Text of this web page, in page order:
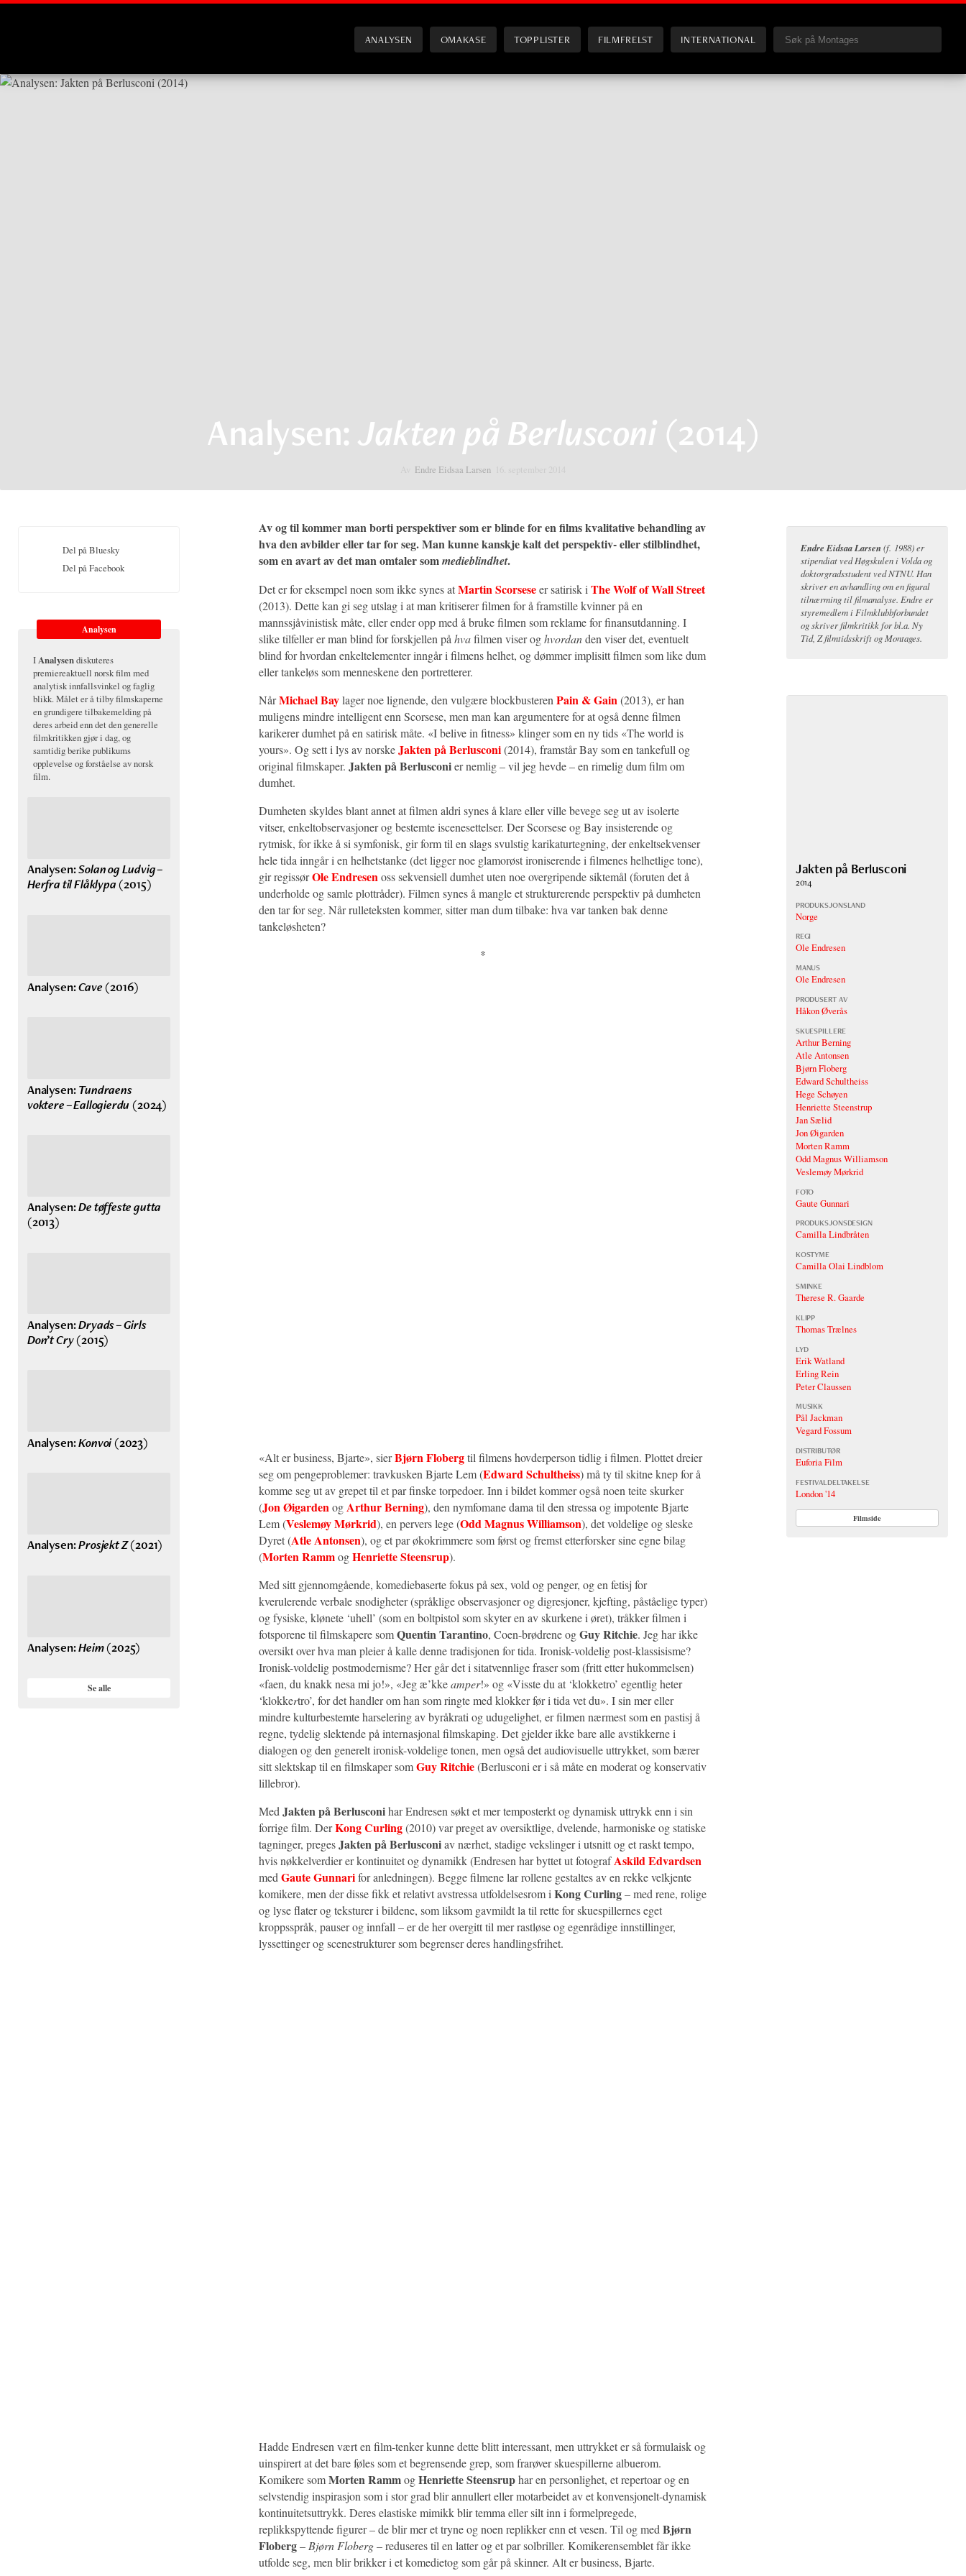
ANALYSEN OMAKASE TOPPLISTER FILMFRELST INTERNATIONAL
Analysen: Jakten på Berlusconi(2014)
Endre Eidsaa Larsen
Av og til kommer man borti perspektiver som er blinde for en films kvalitative behandling av
hva den avbilder eller tar for seg. Man kunne kanskje kalt det perspektiv- eller stilblindhet,
som en avart av det man omtaler sommedieblindhet.
Det er for eksempel noen som ikke synes atMartin Scorseseer satirisk i The Wolf of Wall Street
(2013). Dette kan gi seg utslag i at man kritiserer filmen for å framstille kvinner på en
mannssjåvinistisk måte, eller ender opp med å bruke filmen som reklame for finansutdanning. I
slike tilfeller er man blind for forskjellen på hvafilmen viser oghvordanden viser det, eventuelt
blind for hvordan enkeltelementer inngår i filmens helhet, og dømmer implisitt filmen som like dum
eller tankeløs som menneskene den portretterer.
NårMichael Baylager noe lignende, den vulgære blockbusteren Pain & Gain(2013), er han
muligens mindre intelligent enn Scorsese, men man kan argumentere for at også denne filmen
karikerer dumhet på en satirisk måte. «I belive in fitness» klinger som en ny tids «The world is
yours». Og sett i lys av norskeJakten på Berlusconi(2014), framstår Bay som en tankefull og
original filmskaper. Jakten på Berlusconier nemlig – vil jeg hevde – en rimelig dum film om
dumhet.
Dumheten skyldes blant annet at filmen aldri synes å klare eller ville bevege seg ut av isolerte
vitser, enkeltobservasjoner og bestemte iscenesettelser. Der Scorsese og Bay insisterende og
rytmisk, for ikke å si symfonisk, gir form til en slags svulstig karikaturtegning, der enkeltsekvenser
hele tida inngår i en helhetstanke (det ligger noe glamorøst ironiserende i filmenes helhetlige tone),
gir regissørOle Endresenoss sekvensiell dumhet uten noe overgripende siktemål (foruten det å
underholde og samle plottråder). Filmen synes å mangle et strukturerende perspektiv på dumheten
den tar for seg. Når rulleteksten kommer, sitter man dum tilbake: hva var tanken bak denne
tankeløsheten?
*
«Alt er business, Bjarte», sierBjørn Flobergtil filmens hovderperson tidlig i filmen. Plottet dreier
seg om pengeproblemer: travkusken Bjarte Lem (Edward Schultheiss) må ty til skitne knep for å
komme seg ut av grepet til et par finske torpedoer. Inn i bildet kommer også noen teite skurker
(Jon ØigardenogArthur Berning), den nymfomane dama til den stressa og impotente Bjarte
Lem (Veslemøy Mørkrid), en pervers lege (Odd Magnus Williamson), det voldelige og sleske
Dyret (Atle Antonsen), og et par økokrimmere som først og fremst etterforsker sine egne bilag
(Morten RammogHenriette Steensrup).
Med sitt gjennomgående, komediebaserte fokus på sex, vold og penger, og en fetisj for
kverulerende verbale snodigheter (språklige observasjoner og digresjoner, kjefting, påståelige typer)
og fysiske, klønete ‘uhell’ (som en boltpistol som skyter en av skurkene i øret), tråkker filmen i
fotsporene til filmskapere somQuentin Tarantino, Coen-brødrene ogGuy Ritchie. Jeg har ikke
oversikt over hva man pleier å kalle denne tradisjonen for tida. Ironisk-voldelig post-klassisisme?
Ironisk-voldelig postmodernisme? Her går det i sitatvennlige fraser som (fritt etter hukommelsen)
«faen, du knakk nesa mi jo!», «Jeg æ’kkeamper!» og «Visste du at ‘klokketro’ egentlig heter
‘klokkertro’, for det handler om han som ringte med klokker før i tida vet du». I sin mer eller
mindre kulturbestemte harselering av byråkrati og udugelighet, er filmen nærmest som en pastisj å
regne, tydelig slektende på internasjonal filmskaping. Det gjelder ikke bare alle avstikkerne i
dialogen og den generelt ironisk-voldelige tonen, men også det audiovisuelle uttrykket, som bærer
sitt slektskap til en filmskaper somGuy Ritchie(Berlusconi er i så måte en moderat og konservativ
lillebror).
Med Jakten på Berlusconihar Endresen søkt et mer temposterkt og dynamisk uttrykk enn i sin
forrige film. DerKong Curling(2010) var preget av oversiktlige, dvelende, harmoniske og statiske
tagninger, pregesJakten på Berlusconiav nærhet, stadige vekslinger i utsnitt og et raskt tempo,
hvis nøkkelverdier er kontinuitet og dynamikk (Endresen har byttet ut fotografAskild Edvardsen
med Gaute Gunnarifor anledningen). Begge filmene lar rollene gestaltes av en rekke velkjente
komikere, men der disse fikk et relativt avstressa utfoldelsesrom i Kong Curling– med rene, rolige
og lyse flater og teksturer i bildene, som liksom gavmildt la til rette for skuespillernes eget
kroppsspråk, pauser og innfall – er de her overgitt til mer rastløse og egenrådige innstillinger,
lyssettinger og scenestrukturer som begrenser deres handlingsfrihet.
Hadde Endresen vært en film-tenker kunne dette blitt interessant, men uttrykket er så formulaisk og
uinspirert at det bare føles som et begrensende grep, som frarøver skuespillerne albuerom.
Komikere somMorten RammogHenriette Steensruphar en personlighet, et repertoar og en
selvstendig inspirasjon som i stor grad blir annullert eller motarbeidet av et konvensjonelt-dynamisk
kontinuitetsuttrykk. Deres elastiske mimikk blir temma eller silt inn i formelpregede,
replikkspyttende figurer – de blir mer et tryne og noen replikker enn et vesen. Til og med Bjørn
Floberg– Bjørn Floberg– reduseres til en latter og et par solbriller. Komikerensemblet får ikke
utfolde seg, men blir brikker i et komedietog som går på skinner. Alt er business, Bjarte.
Del på Bluesky
Del på Facebook
Analysen
IAnalysendiskuteres
premiereaktuell norsk film med
analytisk innfallsvinkel og faglig
blikk. Målet er å tilby filmskaperne
en grundigere tilbakemelding på
deres arbeid enn det den generelle
filmkritikken gjør i dag, og
samtidig berike publikums
opplevelse og forståelse av norsk
film.
Analysen:Solan og Ludvig –
Herfra til Flåklypa(2015)
Analysen:Cave(2016)
Analysen:Tundraens
voktere – Eallogierdu(2024)
Analysen:De tøffeste gutta
(2013)
Analysen:Dryads – Girls
Don’t Cry(2015)
Analysen:Konvoi(2023)
Analysen:Prosjekt Z(2021)
Analysen:Heim(2025)
Se alle
Endre Eidsaa Larsen (f. 1988) er
stipendiat ved Høgskulen i Volda og
doktorgradsstudent ved NTNU. Han
skriver en avhandling om en figural
tilnærming til filmanalyse. Endre er
styremedlem i Filmklubbforbundet
og skriver filmkritikk for bl.a. Ny
Tid, Z filmtidsskrift og Montages.
Jakten på Berlusconi
2014
PRODUKSJONSLAND
Norge
REGI
Ole Endresen
MANUS
Ole Endresen
PRODUSERT AV
Håkon Øverås
SKUESPILLERE
Arthur Berning
Atle Antonsen
Bjørn Floberg
Edward Schultheiss
Hege Schøyen
Henriette Steenstrup
Jan Sælid
Jon Øigarden
Morten Ramm
Odd Magnus Williamson
Veslemøy Mørkrid
FOTO
Gaute Gunnari
PRODUKSJONSDESIGN
Camilla Lindbråten
KOSTYME
Camilla Olai Lindblom
SMINKE
Therese R. Gaarde
KLIPP
Thomas Trælnes
LYD
Erik Watland
Erling Rein
Peter Claussen
MUSIKK
Pål Jackman
Vegard Fossum
DISTRIBUTØR
Euforia Film
FESTIVALDELTAKELSE
London '14
Filmside